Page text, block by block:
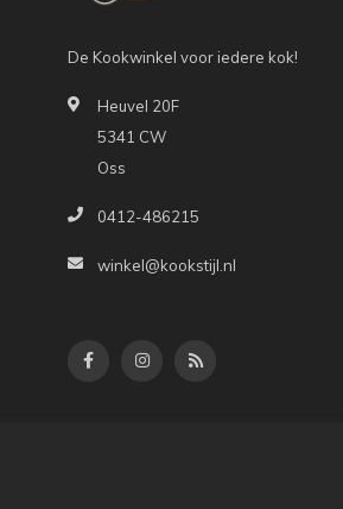
De Kookwinkel voor iedere kok!
Heuvel 20F
5341 CW
Oss
0412-486215
winkel@kookstijl.nl